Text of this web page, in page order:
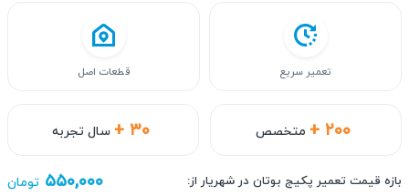
+ ۲۰۰ متخصص + ۳۰ سال تجربه
تعمیر سریع قطعات اصل
بازه قیمت تعمیر پکیج بوتان در شهریار از: ۵۵۰,۰۰۰ تومان